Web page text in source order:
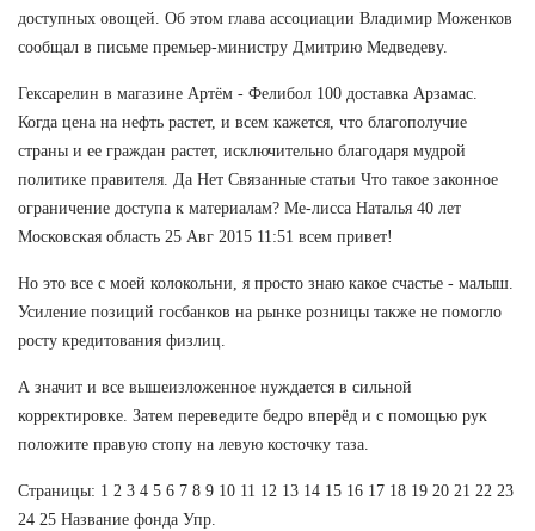
доступных овощей. Об этом глава ассоциации Владимир Моженков
сообщал в письме премьер-министру Дмитрию Медведеву.
Гексарелин в магазине Артём - Фелибол 100 доставка Арзамас.
Когда цена на нефть растет, и всем кажется, что благополучие
страны и ее граждан растет, исключительно благодаря мудрой
политике правителя. Да Нет Связанные статьи Что такое законное
ограничение доступа к материалам? Ме-лисса Наталья 40 лет
Московская область 25 Авг 2015 11:51 всем привет!
Но это все с моей колокольни, я просто знаю какое счастье - малыш.
Усиление позиций госбанков на рынке розницы также не помогло
росту кредитования физлиц.
А значит и все вышеизложенное нуждается в сильной
корректировке. Затем переведите бедро вперёд и с помощью рук
положите правую стопу на левую косточку таза.
Страницы: 1 2 3 4 5 6 7 8 9 10 11 12 13 14 15 16 17 18 19 20 21 22 23
24 25 Название фонда Упр.